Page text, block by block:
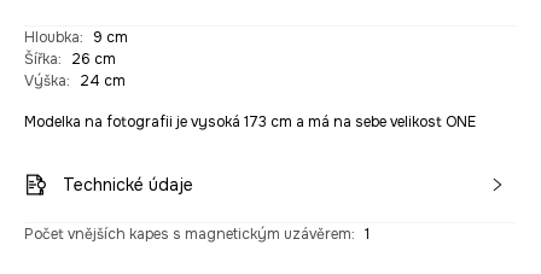
Hloubka:
9 cm
Šířka:
26 cm
Výška: 24 cm
Modelka na fotografii je vysoká 173 cm a má na sebe velikost ONE
Technické údaje
Počet vnějších kapes s magnetickým uzávěrem: 1